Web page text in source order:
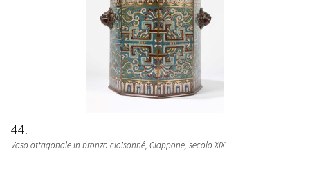
44
Vaso ottagonale in bronzo cloisonné, Giappone, secolo XIX